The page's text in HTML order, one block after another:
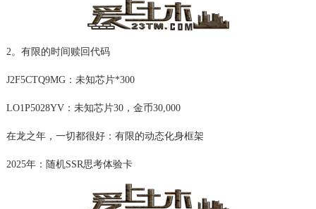
2。有限的时间赎回代码
J2F5CTQ9MG：未知芯片*300
LO1P5028YV：未知芯片30，金币30,000
在龙之年，一切都很好：有限的动态化身框架
2025年：随机SSR思考体验卡